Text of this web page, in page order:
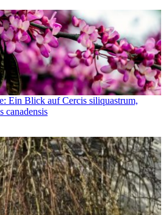
Ein Blick auf Cercis siliquastrum,
canadensis